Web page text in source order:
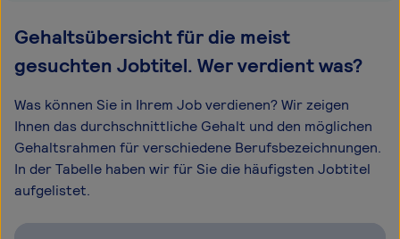
Gehaltsübersicht für die meist
gesuchten Jobtitel. Wer verdient was?
Was können Sie in Ihrem Job verdienen? Wir zeigen
Ihnen das durchschnittliche Gehalt und den möglichen
Gehaltsrahmen für verschiedene Berufsbezeichnungen.
In der Tabelle haben wir für Sie die häufigsten Jobtitel
aufgelistet.